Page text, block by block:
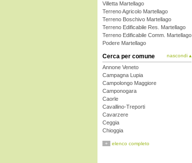
Villetta Martellago
Terreno Agricolo Martellago
Terreno Boschivo Martellago
Terreno Edificabile Res. Martellago
Terreno Edificabile Comm. Martellago
Podere Martellago
Cerca per comune nascondi ▴
Annone Veneto
Campagna Lupia
Campolongo Maggiore
Camponogara
Caorle
Cavallino-Treporti
Cavarzere
Ceggia
Chioggia
Cona
+ elenco completo